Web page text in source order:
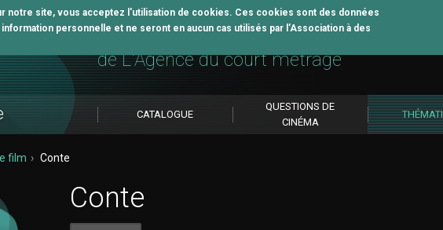
notre site, vous acceptez l'utilisation de cookies. Ces cookies sont des données
personnelle et ne seront en aucun cas utilisés par l’Association à des
L'outil pédagogique
de L'Agence du court métrage
CATALOGUE
QUESTIONS DE
CINÉMA
film Conte
Conte